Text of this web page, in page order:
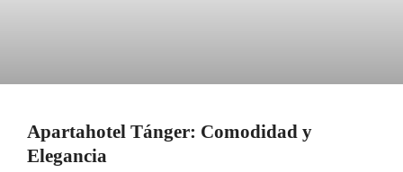
Apartahotel Tánger: Comodidad y
Elegancia